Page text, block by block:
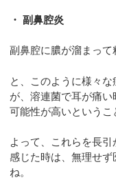
・ 副鼻腔炎
副鼻腔に膿が溜まって
と、このように様々
が、溶連菌で耳が痛
可能性が高いというこ
よって、これらを長
感じた時は、無理せず
ね。